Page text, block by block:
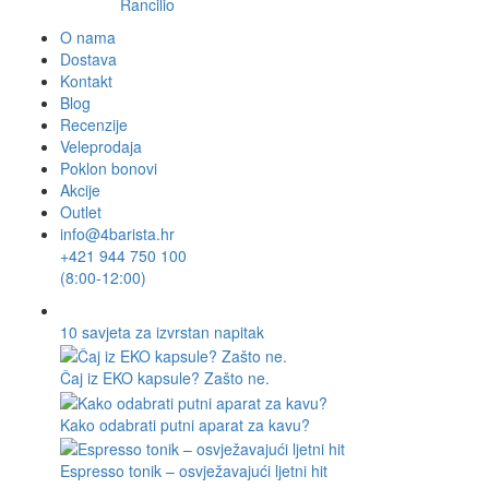
Rancilio
O nama
Dostava
Kontakt
Blog
Recenzije
Veleprodaja
Poklon bonovi
Akcije
Outlet
info@4barista.hr
+421 944 750 100
(8:00-12:00)
10 savjeta za izvrstan napitak
Čaj iz EKO kapsule? Zašto ne.
Kako odabrati putni aparat za kavu?
Espresso tonik – osvježavajući ljetni hit